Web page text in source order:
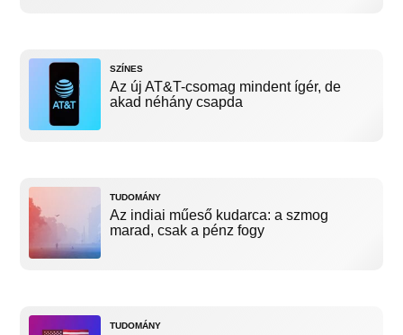
SZÍNES
Az új AT&T-csomag mindent ígér, de
akad néhány csapda
TUDOMÁNY
Az indiai műeső kudarca: a szmog
marad, csak a pénz fogy
TUDOMÁNY